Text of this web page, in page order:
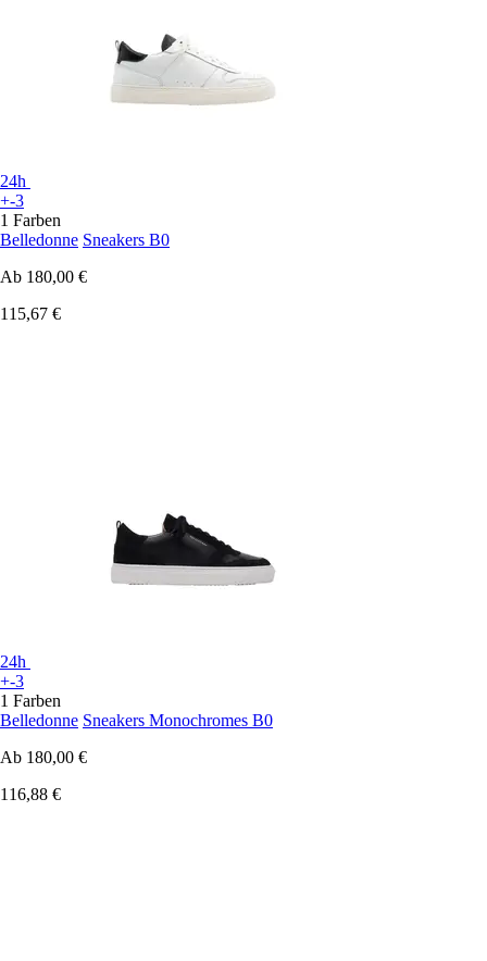
24h
+-3
1 Farben
Belledonne Sneakers B0
Ab 180,00 €
115,67 €
24h
+-3
1 Farben
Belledonne Sneakers Monochromes B0
Ab 180,00 €
116,88 €